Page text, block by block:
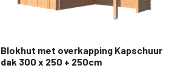
Blokhut met overkapping Kapschuur
dak 300 x 250 + 250cm